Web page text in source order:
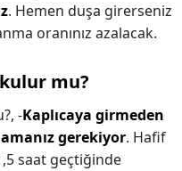
. Hemen duşa girerseniz
oranınız azalacak.
mu?
-Kaplıcaya girmeden
gerekiyor. Hafif
saat geçtiğinde